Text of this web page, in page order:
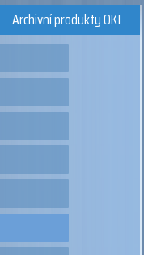
Archivní produkty OKI